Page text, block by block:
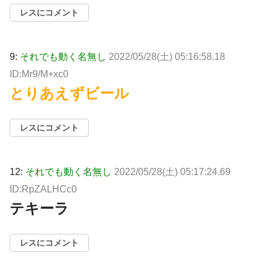
レスにコメント
9: それでも動く名無し 2022/05/28(土) 05:16:58.18
ID:Mr9/M+xc0
とりあえずビール
レスにコメント
12: それでも動く名無し 2022/05/28(土) 05:17:24.69
ID:RpZALHCc0
テキーラ
レスにコメント